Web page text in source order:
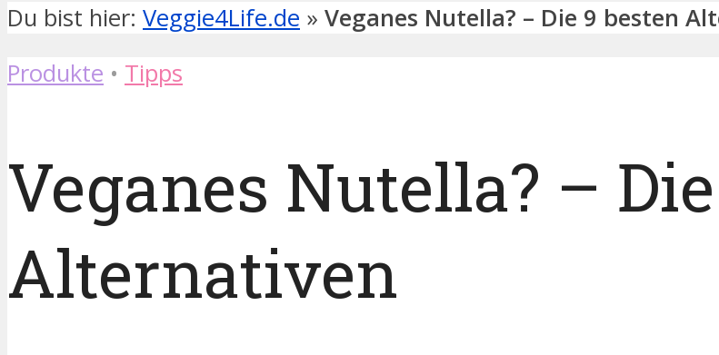
Du bist hier: Veggie4Life.de » Veganes Nutella? – Die 9 besten
Produkte • Tipps
Veganes Nutella? –
Alternativen